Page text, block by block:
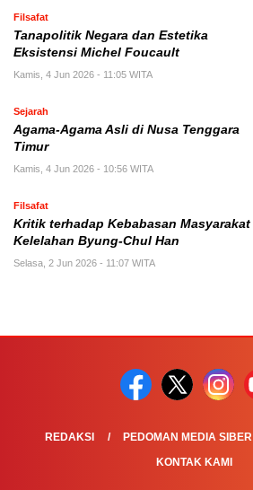
Filsafat
Tanapolitik Negara dan Estetika
Eksistensi Michel Foucault
Kamis, 4 Jun 2026 - 11:05 WITA
Sejarah
Agama-Agama Asli di Nusa Tenggara
Timur
Kamis, 4 Jun 2026 - 10:56 WITA
Filsafat
Kritik terhadap Kebabasan Masyarakat
Kelelahan Byung-Chul Han
Selasa, 2 Jun 2026 - 11:07 WITA
REDAKSI PEDOMAN MEDIA SIBER
KONTAK KAMI